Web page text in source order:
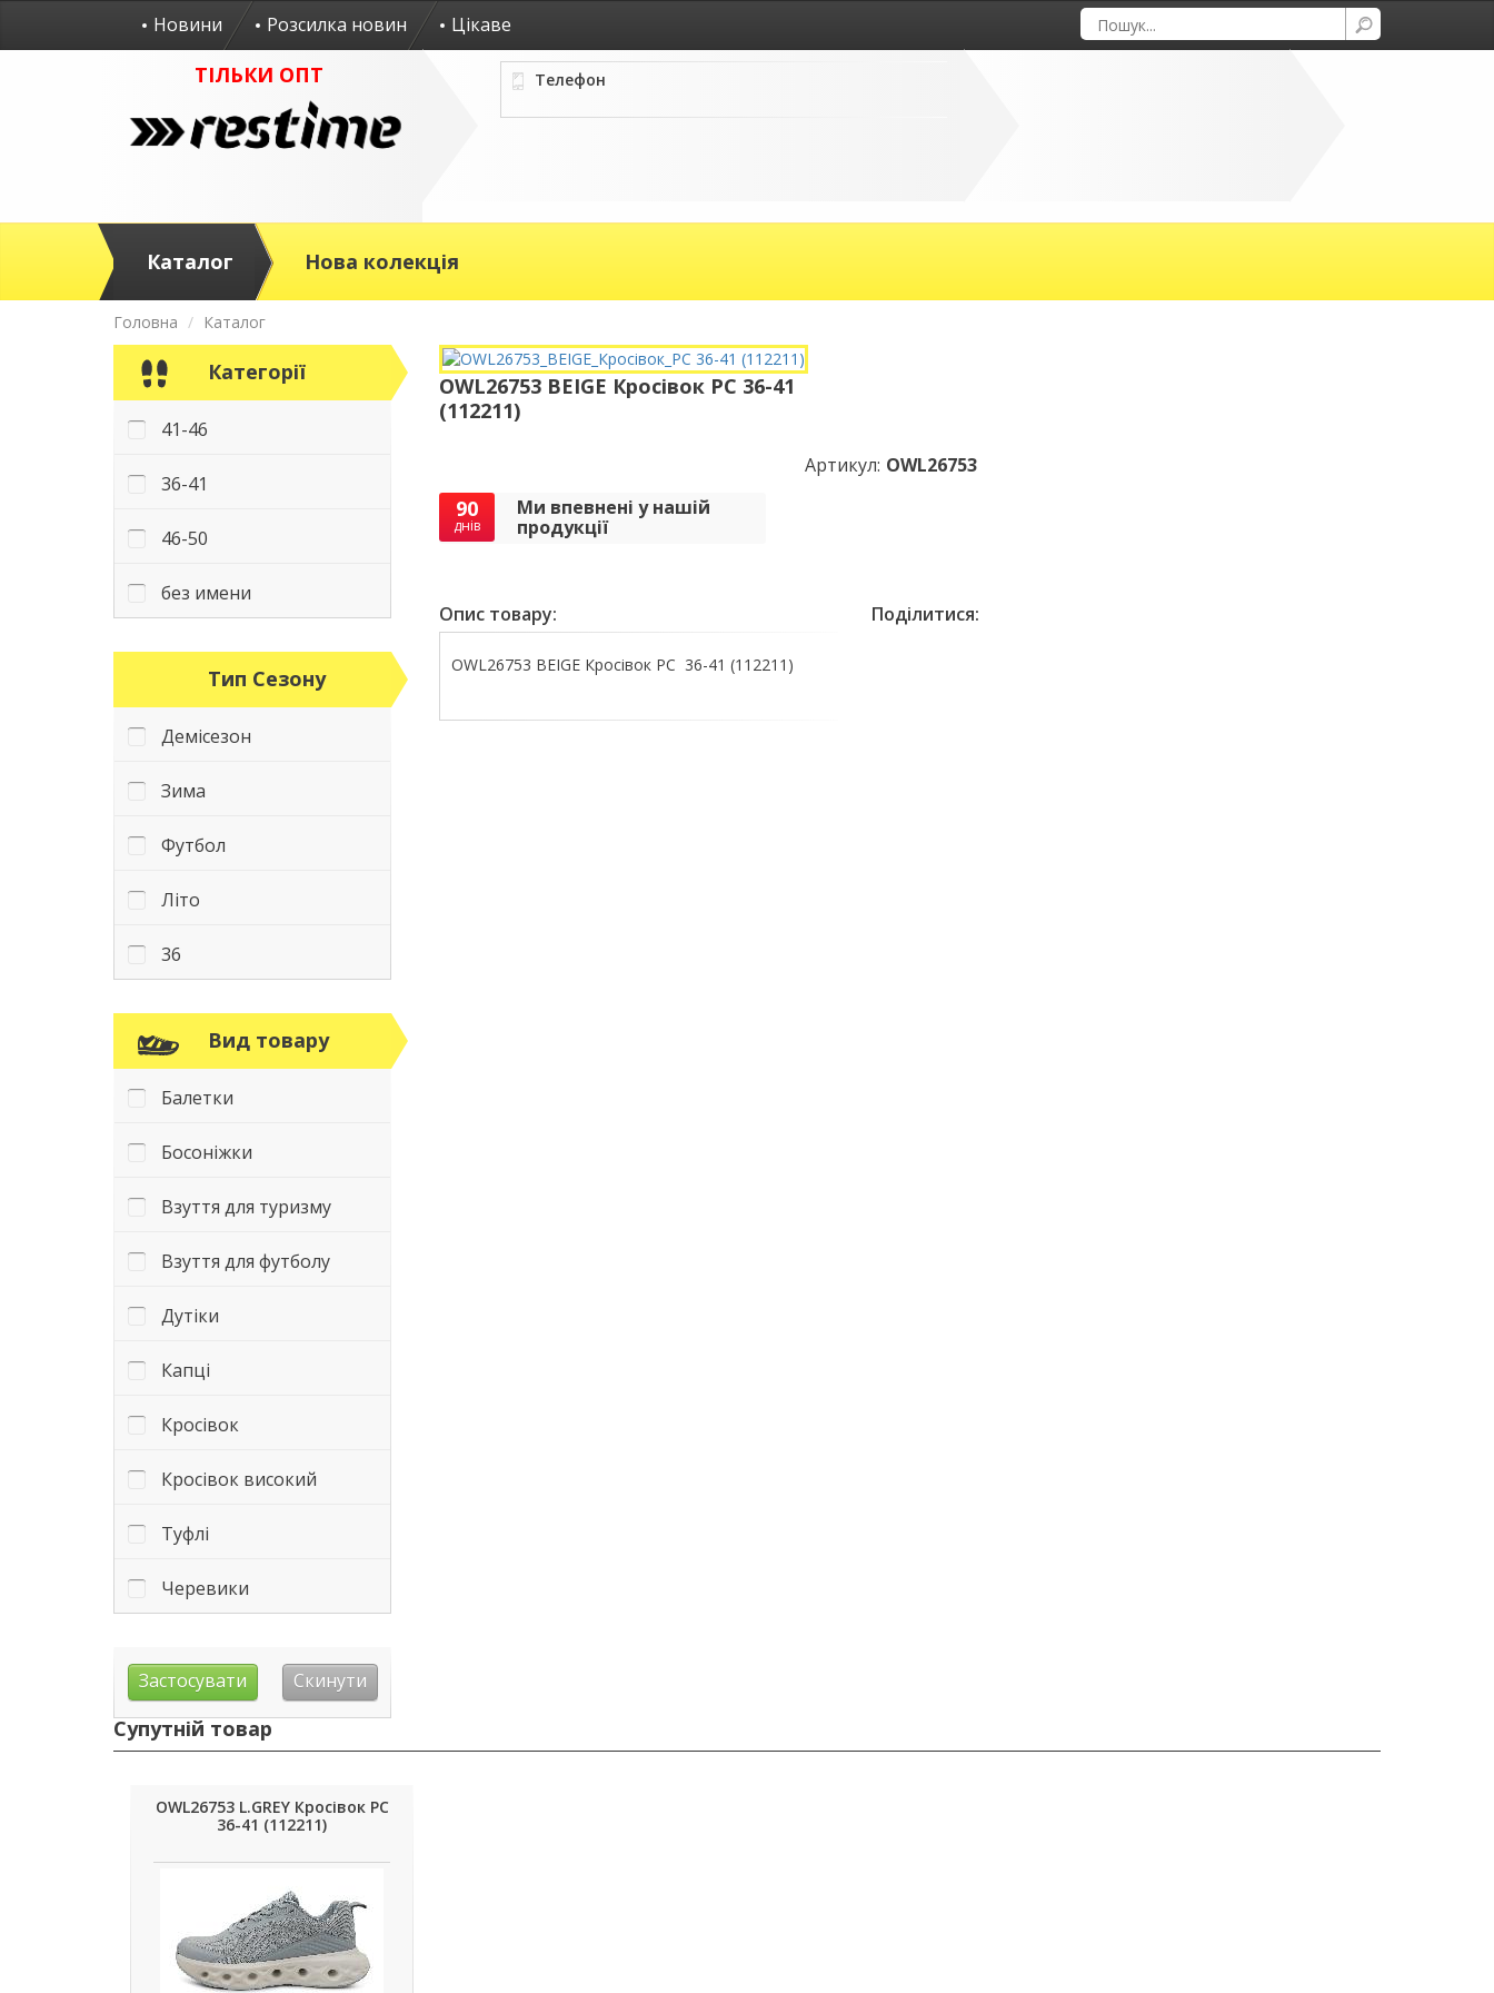
Новини Розсилка новин Цікаве
ТІЛЬКИ ОПТ Телефон
Каталог Нова колекція
Головна Каталог
Категорії
41-46
36-41
46-50
без имени
Тип Сезону
Демісезон
Зима
Футбол
Літо
36
Вид товару
Балетки
Босоніжки
Взуття для туризму
Взуття для футболу
Дутіки
Капці
Кросівок
Кросівок високий
Туфлі
Черевики
OWL26753 BEIGE Кросівок РС 36-41
(112211)
90
днів
Ми впевнені у нашій
продукції
Артикул: OWL26753
Опис товару:
OWL26753 BEIGE Кросівок РС 36-41 (112211)
Поділитися:
Супутній товар
OWL26753 L.GREY Кросівок РС
36-41 (112211)